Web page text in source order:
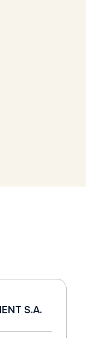
S.A.